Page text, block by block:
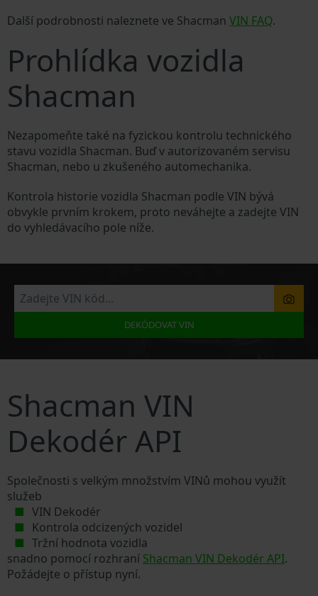
Další podrobnosti naleznete ve Shacman VIN FAQ.
Prohlídka vozidla
Shacman
Nezapomeňte také na fyzickou kontrolu technického
stavu vozidla Shacman. Buď v autorizovaném servisu
Shacman, nebo u zkušeného automechanika.
Kontrola historie vozidla Shacman podle VIN bývá
obvykle prvním krokem, proto neváhejte a zadejte VIN
do vyhledávacího pole níže.
DEKÓDOVAT VIN
Shacman VIN
Dekodér API
Společnosti s velkým množstvím VINů mohou využít
služeb
VIN Dekodér
Kontrola odcizených vozidel
Tržní hodnota vozidla
snadno pomocí rozhraní Shacman VIN Dekodér API.
Požádejte o přístup nyní.